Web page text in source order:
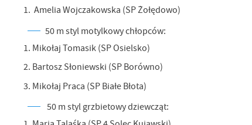
1. Amelia Wojczakowska (SP Żołędowo)
50 m styl motylkowy chłopców:
1. Mikołaj Tomasik (SP Osielsko)
2. Bartosz Słoniewski (SP Borówno)
3. Mikołaj Praca (SP Białe Błota)
50 m styl grzbietowy dziewcząt: